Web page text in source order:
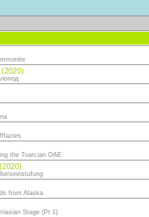
the Toarcian OAE
from Alaska
Stage (Pt 1)